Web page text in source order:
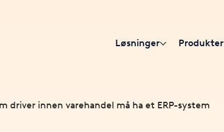
Løsninger Produkter
driver innen varehandel må ha et ERP-system